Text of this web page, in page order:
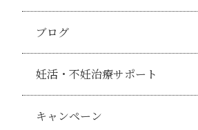
ブログ
妊活・不妊治療サポート
キャンペーン